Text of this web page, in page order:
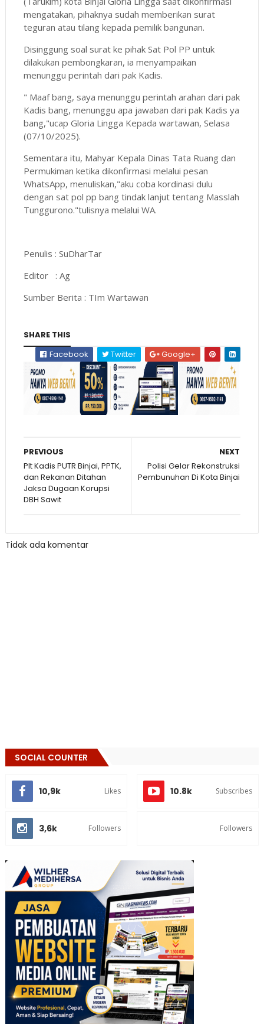
mengatakan, pihaknya sudah memberikan surat
teguran atau tilang kepada pemilik bangunan.
Disinggung soal surat ke pihak Sat Pol PP untuk
dilakukan pembongkaran, ia menyampaikan
menunggu perintah dari pak Kadis.
" Maaf bang, saya menunggu perintah arahan dari pak
Kadis bang, menunggu apa jawaban dari pak Kadis ya
bang,"ucap Gloria Lingga Kepada wartawan, Selasa
(07/10/2025).
Sementara itu, Mahyar Kepala Dinas Tata Ruang dan
Permukiman ketika dikonfirmasi melalui pesan
WhatsApp, menuliskan,"aku coba kordinasi dulu
dengan sat pol pp bang tindak lanjut tentang Masslah
Tunggurono."tulisnya melalui WA.
Penulis : SuDharTar
Editor : Ag
Sumber Berita : TIm Wartawan
SHARE THIS
Facebook
Twitter Google+
NEXT
Polisi Gelar Rekonstruksi
Pembunuhan Di Kota Binjai
PREVIOUS
Plt Kadis PUTR Binjai, PPTK,
dan Rekanan Ditahan
Jaksa Dugaan Korupsi
DBH Sawit
Tidak ada komentar
SOCIAL COUNTER
10,9k Likes 10.8k Subscribes
3,6k Followers Followers